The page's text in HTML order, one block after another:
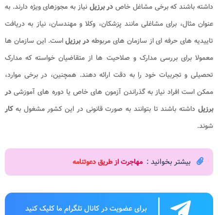
داشته باشند که برخی مشاغل خاص در برزیل نیاز به مجوزهای ویژه دارند. به
عنوان مثال، برای مشاغلی مانند پزشکان، وکلا و مهندسان، نیاز به دریافت
تاییدیه های حرفه ای از سازمان های مربوطه در برزیلاست. این سازمان ها
معمولا برای بررسی مدارک و صلاحیت ها از متقاضیان خواسته که مدارک
تحصیلی و تجربیات خود را به دقت ارائه دهند. همچنین، در برخی موارد،
ممکن است افراد نیاز به گذراندن آزمون های خاص یا دوره های آموزشی در
برزیل داشته باشند تا بتوانند به صورت قانونی در این کشور مشغول بهکار
شوند.
بیشتر بخوانید : مهاجرت از طریق دعوتنامه
برای عضویت در کانال تلگرام ما کلیک کنید